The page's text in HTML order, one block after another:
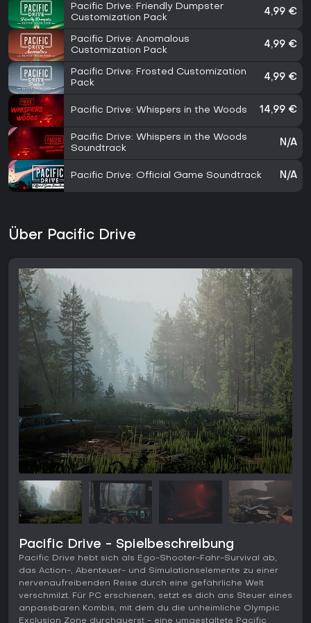
Pacific Drive: Friendly Dumpster
Customization Pack
4,99 €
Pacific Drive: Anomalous
Customization Pack
4,99 €
Pacific Drive: Frosted Customization
Pack
4,99 €
Pacific Drive: Whispers in the Woods 14,99 €
Pacific Drive: Whispers in the Woods
Soundtrack
N/A
Pacific Drive: Official Game Soundtrack N/A
Über Pacific Drive
Pacific Drive - Spielbeschreibung
Pacific Drive hebt sich als Ego-Shooter-Fahr-Survival ab,
das Action-, Abenteuer- und Simulationselemente zu einer
nervenaufreibenden Reise durch eine gefährliche Welt
verschmilzt. Für PC erschienen, setzt es dich ans Steuer eines
anpassbaren Kombis, mit dem du die unheimliche Olympic
Exclusion Zone durchquerst - eine umgestaltete Pacific